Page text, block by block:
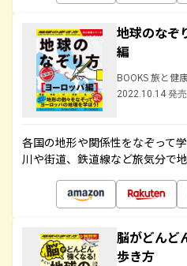
地球のな
編
BOOKS 旅と健
2022.10.14 発売
各国の地形や関係性をなぞって
川や街道、鉄道線など旅気分で
脳がどんど
歩き方